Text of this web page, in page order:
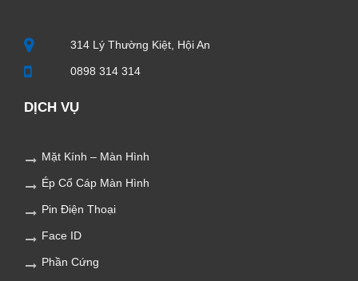
314 Lý Thường Kiệt, Hội An
0898 314 314
DỊCH VỤ
Mặt Kính – Màn Hình
Ép Cổ Cáp Màn Hình
Pin Điện Thoại
Face ID
Phần Cứng